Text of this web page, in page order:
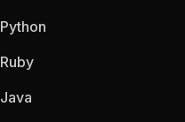
Python
Ruby
Java